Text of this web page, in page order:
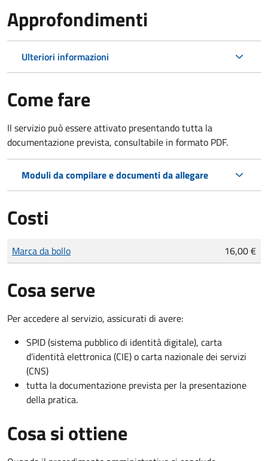
Approfondimenti
Ulteriori informazioni
Come fare
Il servizio può essere attivato presentando tutta la
documentazione prevista, consultabile in formato PDF.
Moduli da compilare e documenti da allegare
Costi
Tipo di pagamento
Importo
Marca da bollo 16,00 €
Cosa serve
Per accedere al servizio, assicurati di avere:
SPID (sistema pubblico di identità digitale), carta
d’identità elettronica (CIE) o carta nazionale dei servizi
(CNS)
tutta la documentazione prevista per la presentazione
della pratica.
Cosa si ottiene